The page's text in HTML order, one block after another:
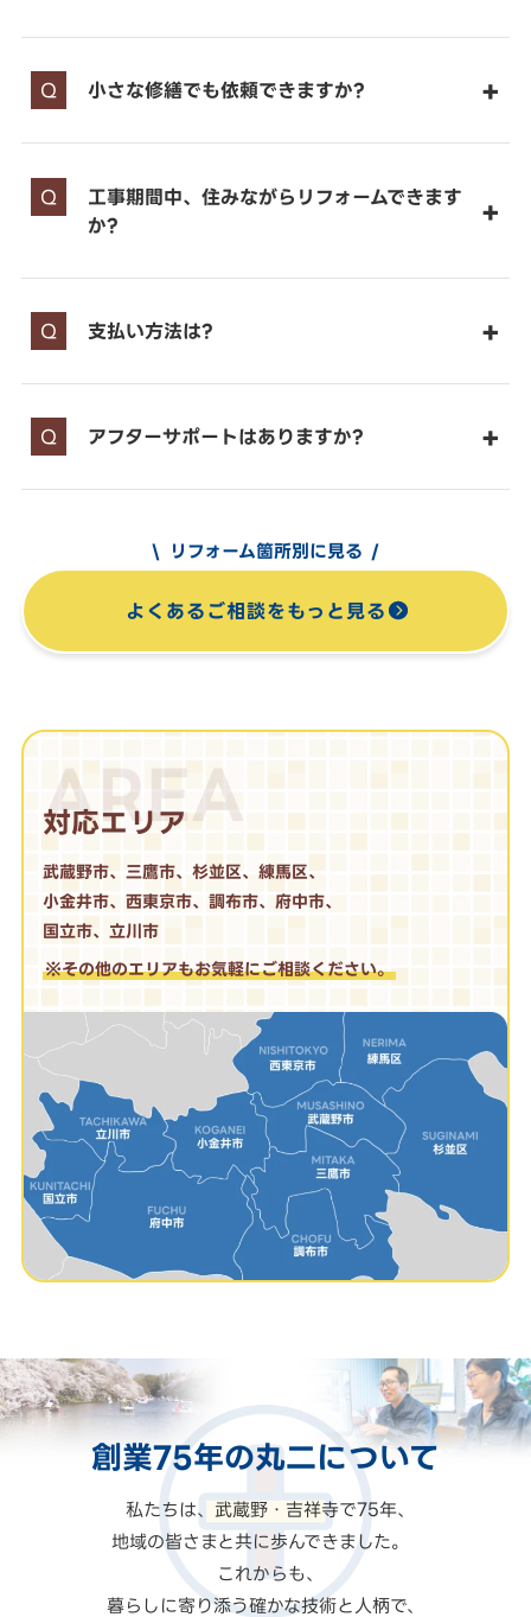
小さな修繕でも依頼できますか?
工事期間中、住みながらリフォームできます
か?
支払い方法は?
アフターサポートはありますか?
リフォーム箇所別に見る
よくあるご相談をもっと見る
AREA
対応エリア
武蔵野市、三鷹市、杉並区、練馬区、
小金井市、西東京市、調布市、府中市、
国立市、立川市
※その他のエリアもお気軽にご相談ください。
創業75年の丸二について
私たちは、武蔵野・吉祥寺で75年、
地域の皆さまと共に歩んできました。
これからも、
暮らしに寄り添う確かな技術と人柄で、